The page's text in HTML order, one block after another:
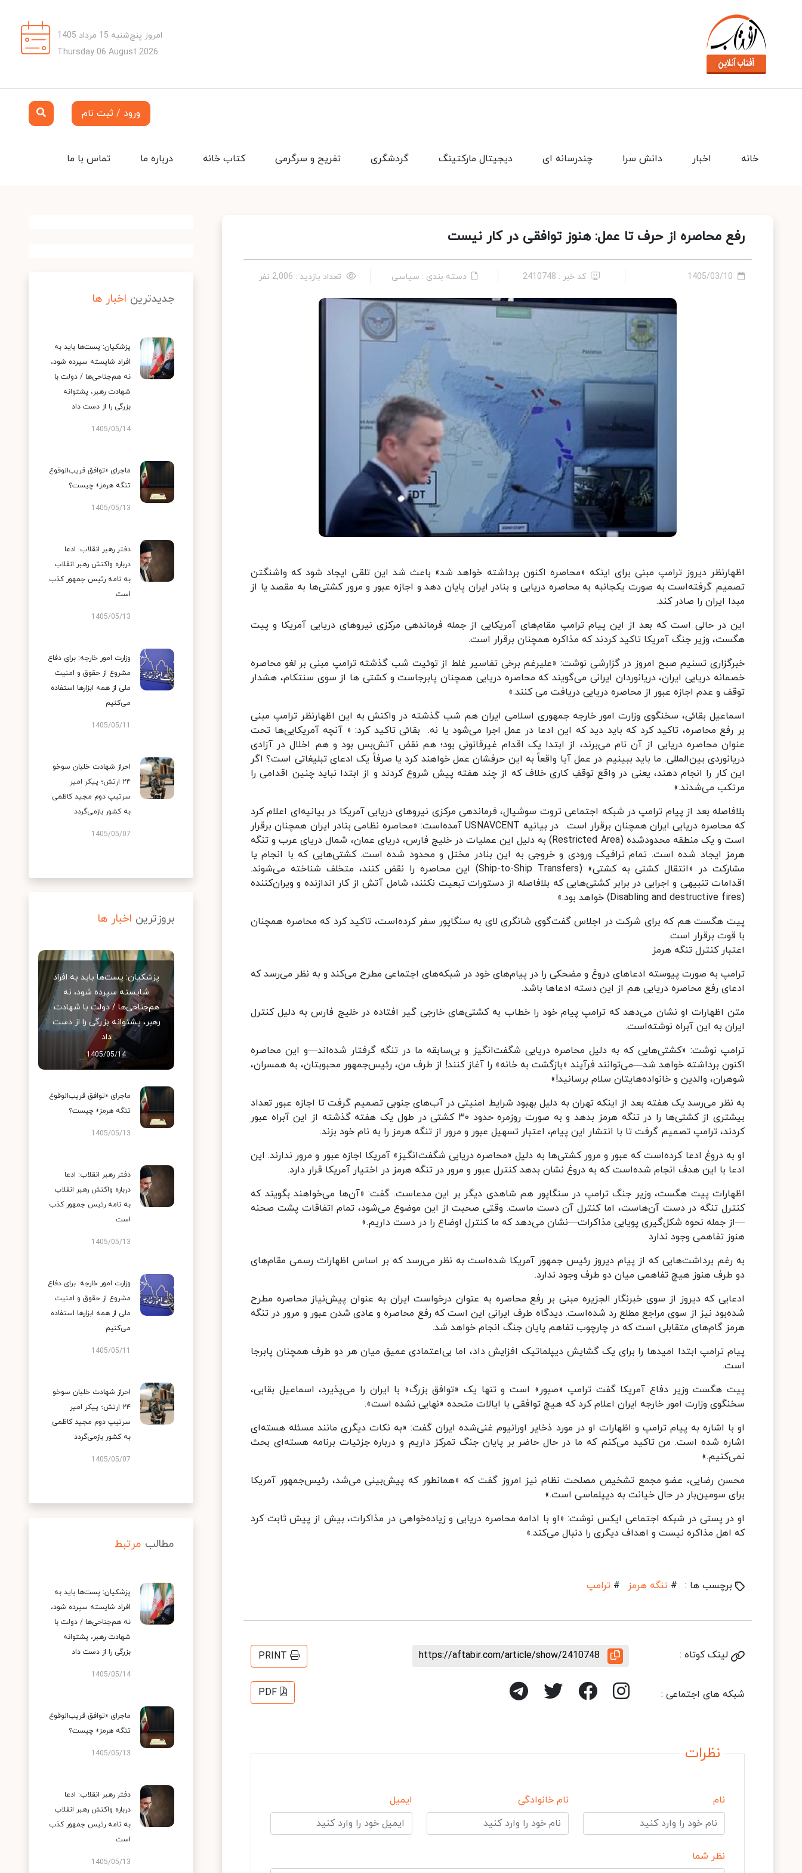
امروز پنج‌شنبه 15 مرداد 1405
Thursday 06 August 2026
ورود / ثبت نام
تماس با ما درباره ما کتاب خانه تفریح و سرگرمی گردشگری دیجیتال مارکتینگ چندرسانه ای دانش سرا اخبار خانه
رفع محاصره از حرف تا عمل: هنوز توافقی در کار نیست
1405/03/10 کد خبر : 2410748 دسته بندی : سیاسی تعداد بازدید : 2,006 نفر
اظهارنظر دیروز ترامپ مبنی برای اینکه «محاصره اکنون برداشته خواهد شد» باعث شد این تلقی ایجاد شود که واشنگتن
تصمیم گرفته‌است به صورت یکجانبه به محاصره دریایی و بنادر ایران پایان دهد و اجازه عبور و مرور کشتی‌ها به مقصد یا از
مبدا ایران را صادر کند.
این در حالی است که بعد از این پیام ترامپ مقام‌های آمریکایی از جمله فرماندهی مرکزی نیروهای دریایی آمریکا و پیت
هگست، وزیر جنگ آمریکا تاکید کردند که مذاکره همچنان برقرار است.
خبرگزاری تسنیم صبح امروز در گزارشی نوشت: «علیرغم برخی تفاسیر غلط از توئیت شب گذشته ترامپ مبنی بر لغو محاصره
خصمانه دریایی ایران، دریانوردان ایرانی می‌گویند که محاصره دریایی همچنان پابرجاست و کشتی ها از سوی سنتکام، هشدار
توقف و عدم اجازه عبور از محاصره دریایی دریافت می کنند.»
اسماعیل بقائی، سخنگوی وزارت امور خارجه جمهوری اسلامی ایران هم شب گذشته در واکنش به این اظهارنظر ترامپ مبنی
بر رفع محاصره، تاکید کرد که باید دید که این ادعا در عمل اجرا می‌شود یا نه. بقائی تاکید کرد: « آنچه آمریکایی‌ها تحت
عنوان محاصره دریایی از آن نام می‌برند، از ابتدا یک اقدام غیرقانونی بود؛ هم نقض آتش‌بس بود و هم اخلال در آزادی
دریانوردی بین‌المللی. ما باید ببینیم در عمل آیا واقعاً به این حرفشان عمل خواهند کرد یا صرفاً یک ادعای تبلیغاتی است؟ اگر
این کار را انجام دهند، یعنی در واقع توقفِ کاری خلاف که از چند هفته پیش شروع کردند و از ابتدا نباید چنین اقدامی را
مرتکب می‌شدند.»
بلافاصله بعد از پیام ترامپ در شبکه اجتماعی تروت سوشیال، فرماندهی مرکزی نیروهای دریایی آمریکا در بیانیه‌ای اعلام کرد
که محاصره دریایی ایران همچنان برقرار است. در بیانیه USNAVCENT آمده‌است: «محاصره نظامی بنادر ایران همچنان برقرار
است و یک منطقه محدودشده (Restricted Area) به دلیل این عملیات در خلیج فارس، دریای عمان، شمال دریای عرب و تنگه
هرمز ایجاد شده است. تمام ترافیک ورودی و خروجی به این بنادر مختل و محدود شده است. کشتی‌هایی که با انجام یا
مشارکت در «انتقال کشتی به کشتی» (Ship-to-Ship Transfers) این محاصره را نقض کنند، متخلف شناخته می‌شوند.
اقدامات تنبیهی و اجرایی در برابر کشتی‌هایی که بلافاصله از دستورات تبعیت نکنند، شامل آتش از کار اندازنده و ویران‌کننده
(Disabling and destructive fires) خواهد بود.»
پیت هگست هم که برای شرکت در اجلاس گفت‌گوی شانگری لای به سنگاپور سفر کرده‌است، تاکید کرد که محاصره همچنان
با قوت برقرار است.
اعتبار کنترل تنگه هرمز
ترامپ به صورت پیوسته ادعاهای دروغ و مضحکی را در پیام‌های خود در شبکه‌های اجتماعی مطرح می‌کند و به نظر می‌رسد که
ادعای رفع محاصره دریایی هم از این دسته ادعاها باشد.
متن اظهارات او نشان می‌دهد که ترامپ پیام خود را خطاب به کشتی‌های خارجی گیر افتاده در خلیج فارس به دلیل کنترل
ایران به این آبراه نوشته‌است.
ترامپ نوشت: «کشتی‌هایی که به دلیل محاصره دریایی شگفت‌انگیز و بی‌سابقه ما در تنگه گرفتار شده‌اند—و این محاصره
اکنون برداشته خواهد شد—می‌توانند فرآیند «بازگشت به خانه» را آغاز کنند! از طرف من، رئیس‌جمهور محبوبتان، به همسران،
شوهران، والدین و خانواده‌هایتان سلام برسانید!»
به نظر می‌رسد یک هفته بعد از اینکه تهران به دلیل بهبود شرایط امنیتی در آب‌های جنوبی تصمیم گرفت تا اجازه عبور تعداد
بیشتری از کشتی‌ها را در تنگه هرمز بدهد و به صورت روزمره حدود ۳۰ کشتی در طول یک هفته گذشته از این آبراه عبور
کردند، ترامپ تصمیم گرفت تا با انتشار این پیام، اعتبار تسهیل عبور و مرور از تنگه هرمز را به نام خود بزند.
او به دروغ ادعا کرده‌است که عبور و مرور کشتی‌ها به دلیل «محاصره دریایی شگفت‌انگیز» آمریکا اجازه عبور و مرور ندارند. این
ادعا با این هدف انجام شده‌است که به دروغ نشان بدهد کنترل عبور و مرور در تنگه هرمز در اختیار آمریکا قرار دارد.
اظهارات پیت هگست، وزیر جنگ ترامپ در سنگاپور هم شاهدی دیگر بر این مدعاست. گفت: «آن‌ها می‌خواهند بگویند که
کنترل تنگه در دست آن‌هاست، اما کنترل آن دست ماست. وقتی صحبت از این موضوع می‌شود، تمام اتفاقات پشت صحنه
—از جمله نحوه شکل‌گیری پویایی مذاکرات—نشان می‌دهد که ما کنترل اوضاع را در دست داریم.»
هنوز تفاهمی وجود ندارد
به رغم برداشت‌هایی که از پیام دیروز رئیس جمهور آمریکا شده‌است به نظر می‌رسد که بر اساس اظهارات رسمی مقام‌های
دو طرف هنوز هیچ تفاهمی میان دو طرف وجود ندارد.
ادعایی که دیروز از سوی خبرنگار الجزیره مبنی بر رفع محاصره به عنوان درخواست ایران به عنوان پیش‌نیاز محاصره مطرح
شده‌بود نیز از سوی مراجع مطلع رد شده‌است. دیدگاه طرف ایرانی این است که رفع محاصره و عادی شدن عبور و مرور در تنگه
هرمز گام‌های متقابلی است که در چارچوب تفاهم پایان جنگ انجام خواهد شد.
پیام ترامپ ابتدا امیدها را برای یک گشایش دیپلماتیک افزایش داد، اما بی‌اعتمادی عمیق میان هر دو طرف همچنان پابرجا
است.
پیت هگست وزیر دفاع آمریکا گفت ترامپ «صبور» است و تنها یک «توافق بزرگ» با ایران را می‌پذیرد، اسماعیل بقایی،
سخنگوی وزارت امور خارجه ایران اعلام کرد که هیچ توافقی با ایالات متحده «نهایی نشده است».
او با اشاره به پیام ترامپ و اظهارات او در مورد ذخایر اورانیوم غنی‌شده ایران گفت: «به نکات دیگری مانند مسئله هسته‌ای
اشاره شده است. من تاکید می‌کنم که ما در حال حاضر بر پایان جنگ تمرکز داریم و درباره جزئیات برنامه هسته‌ای بحث
نمی‌کنیم.»
محسن رضایی، عضو مجمع تشخیص مصلحت نظام نیز امروز گفت که «همانطور که پیش‌بینی می‌شد، رئیس‌جمهور آمریکا
برای سومین‌بار در حال خیانت به دیپلماسی است.»
او در پستی در شبکه اجتماعی ایکس نوشت: «او با ادامه محاصره دریایی و زیاده‌خواهی در مذاکرات، بیش از پیش ثابت کرد
که اهل مذاکره نیست و اهداف دیگری را دنبال می‌کند.»
برچسب ها : # تنگه هرمز # ترامپ
لینک کوتاه : https://aftabir.com/article/show/2410748
PRINT
شبکه های اجتماعی : PDF
نظرات
نام نام خانوادگی ایمیل
نظر شما
جدیدترین اخبار ها
پزشکیان: پست‌ها باید به
افراد شایسته سپرده شود،
نه هم‌جناحی‌ها / دولت با
شهادت رهبر، پشتوانه
بزرگی را از دست داد
1405/05/14
ماجرای «توافق قریب‌الوقوع
تنگه هرمز» چیست؟
1405/05/13
دفتر رهبر انقلاب: ادعا
درباره واکنش رهبر انقلاب
به نامه رئیس جمهور کذب
است
1405/05/13
وزارت امور خارجه: برای دفاع
مشروع از حقوق و امنیت
ملی از همه ابزارها استفاده
می‌کنیم
1405/05/11
احراز شهادت خلبان سوخو
۲۴ ارتش؛ پیکر امیر
سرتیپ دوم مجید کاظمی
به کشور بازمی‌گردد
1405/05/07
بروزترین اخبار ها
پزشکیان: پست‌ها باید به افراد
شایسته سپرده شود، نه
هم‌جناحی‌ها / دولت با شهادت
رهبر، پشتوانه بزرگی را از دست
داد
1405/05/14
ماجرای «توافق قریب‌الوقوع
تنگه هرمز» چیست؟
1405/05/13
دفتر رهبر انقلاب: ادعا
درباره واکنش رهبر انقلاب
به نامه رئیس جمهور کذب
است
1405/05/13
وزارت امور خارجه: برای دفاع
مشروع از حقوق و امنیت
ملی از همه ابزارها استفاده
می‌کنیم
1405/05/11
احراز شهادت خلبان سوخو
۲۴ ارتش؛ پیکر امیر
سرتیپ دوم مجید کاظمی
به کشور بازمی‌گردد
1405/05/07
مطالب مرتبط
پزشکیان: پست‌ها باید به
افراد شایسته سپرده شود،
نه هم‌جناحی‌ها / دولت با
شهادت رهبر، پشتوانه
بزرگی را از دست داد
1405/05/14
ماجرای «توافق قریب‌الوقوع
تنگه هرمز» چیست؟
1405/05/13
دفتر رهبر انقلاب: ادعا
درباره واکنش رهبر انقلاب
به نامه رئیس جمهور کذب
است
1405/05/13